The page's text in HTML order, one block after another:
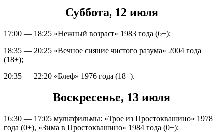
Суббота, 12 июля
17:00 — 18:25 «Нежный возраст» 1983 года (6+);
18:35 — 20:25 «Вечное сияние чистого разума» 2004 года
(18+);
20:35 — 22:20 «Блеф» 1976 года (18+).
Воскресенье, 13 июля
16:30 — 17:05 мультфильмы: «Трое из Простоквашино» 1978
года (0+), «Зима в Простоквашино» 1984 года (0+);